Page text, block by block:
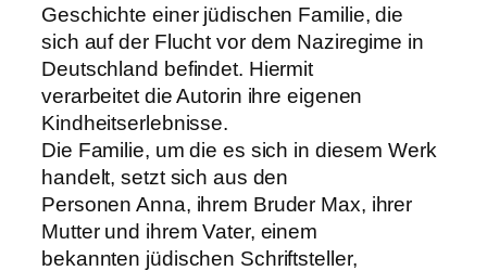
Geschichte einer jüdischen Familie, die
sich auf der Flucht vor dem Naziregime in
Deutschland befindet. Hiermit
verarbeitet die Autorin ihre eigenen
Kindheitserlebnisse.
Die Familie, um die es sich in diesem Werk
handelt, setzt sich aus den
Personen Anna, ihrem Bruder Max, ihrer
Mutter und ihrem Vater, einem
bekannten jüdischen Schriftsteller,